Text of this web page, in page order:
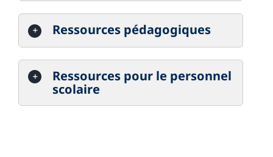
Ressources pédagogiques
Ressources pour le personnel
scolaire